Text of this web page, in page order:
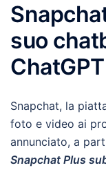
suo
ChatGPT
Snapchat, la
foto e video ai
annunciato, a
Snapchat Plus